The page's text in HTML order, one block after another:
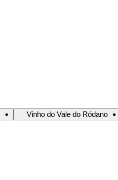
Vinho do Vale do Ródano